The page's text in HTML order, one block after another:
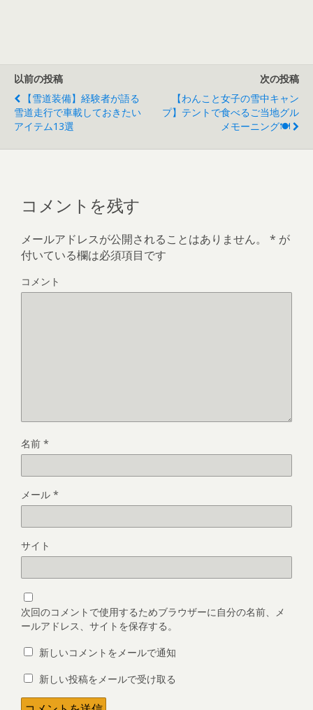
以前の投稿
【雪道装備】経験者が語る
雪道走行で車載しておきたい
アイテム13選
次の投稿
【わんこと女子の雪中キャン
プ】テントで食べるご当地グル
メモーニング🍽
コメントを残す
メールアドレスが公開されることはありません。 * が
付いている欄は必須項目です
コメント
名前 *
メール *
サイト
次回のコメントで使用するためブラウザーに自分の名前、メ
ールアドレス、サイトを保存する。
新しいコメントをメールで通知
新しい投稿をメールで受け取る